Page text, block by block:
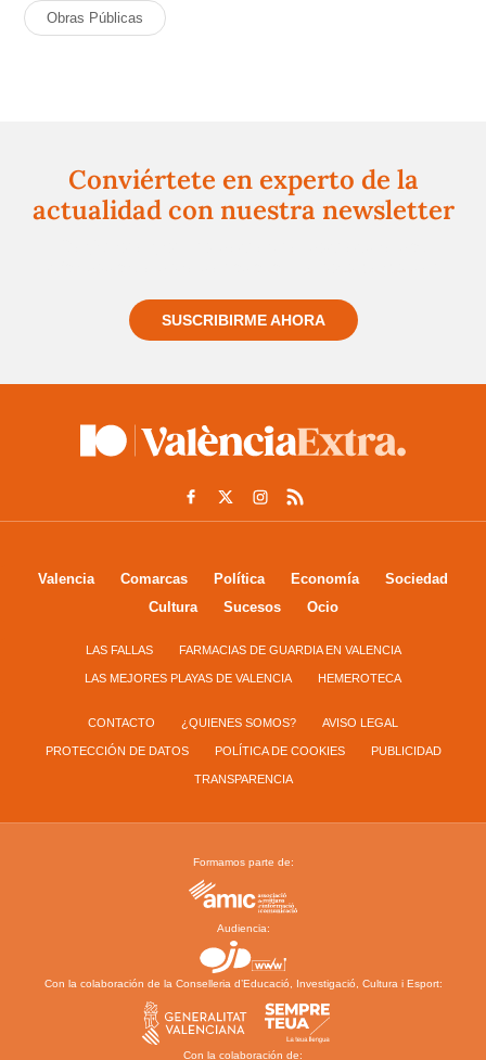
Obras Públicas
Conviértete en experto de la
actualidad con nuestra newsletter
SUSCRIBIRME AHORA
Valencia Comarcas Política Economía
Sociedad
Cultura
Sucesos Ocio
LAS FALLAS FARMACIAS DE GUARDIA EN VALENCIA
LAS MEJORES PLAYAS DE VALENCIA HEMEROTECA
CONTACTO ¿QUIENES SOMOS? AVISO LEGAL
PROTECCIÓN DE DATOS POLÍTICA DE COOKIES PUBLICIDAD
TRANSPARENCIA
Formamos parte de:
Audiencia:
Con la colaboración de la Conselleria d’Educació, Investigació, Cultura i Esport:
Con la colaboración de: